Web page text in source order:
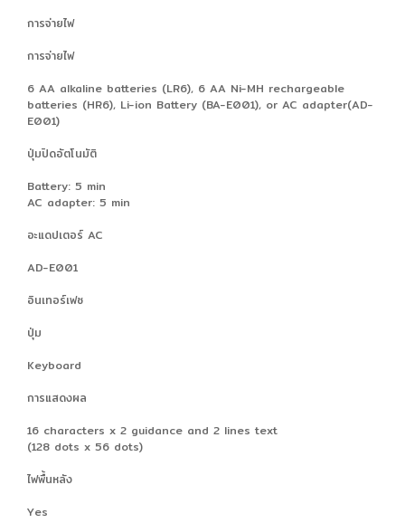
การจ่ายไฟ
การจ่ายไฟ
6 AA alkaline batteries (LR6), 6 AA Ni-MH rechargeable
batteries (HR6), Li-ion Battery (BA-E001), or AC adapter(AD-
E001)
ปุ่มปิดอัตโนมัติ
Battery: 5 min
AC adapter: 5 min
อะแดปเตอร์ AC
AD-E001
อินเทอร์เฟซ
ปุ่ม
Keyboard
การแสดงผล
16 characters x 2 guidance and 2 lines text
(128 dots x 56 dots)
ไฟพื้นหลัง
Yes